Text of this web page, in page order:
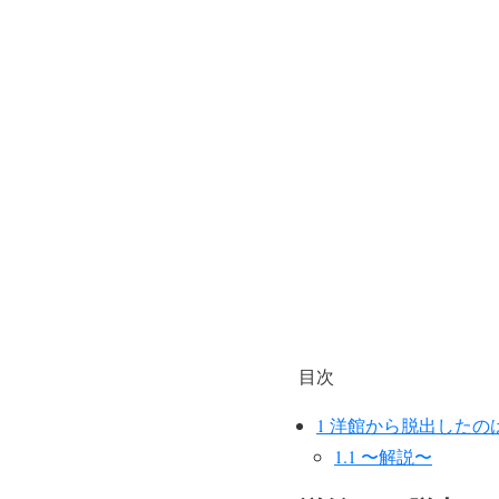
目次
1 洋館から脱出したの
1.1 〜解説〜